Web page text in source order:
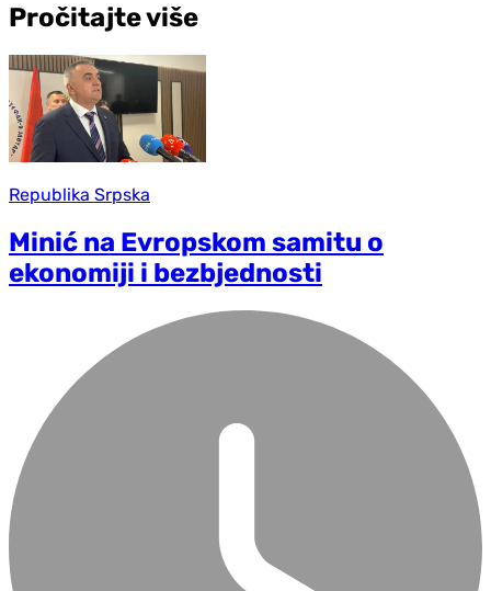
Pročitajte više
Republika Srpska
Minić na Evropskom samitu o
ekonomiji i bezbjednosti